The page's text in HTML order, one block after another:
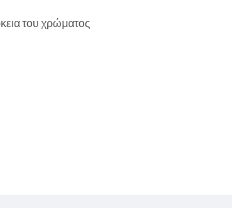
του χρώματος